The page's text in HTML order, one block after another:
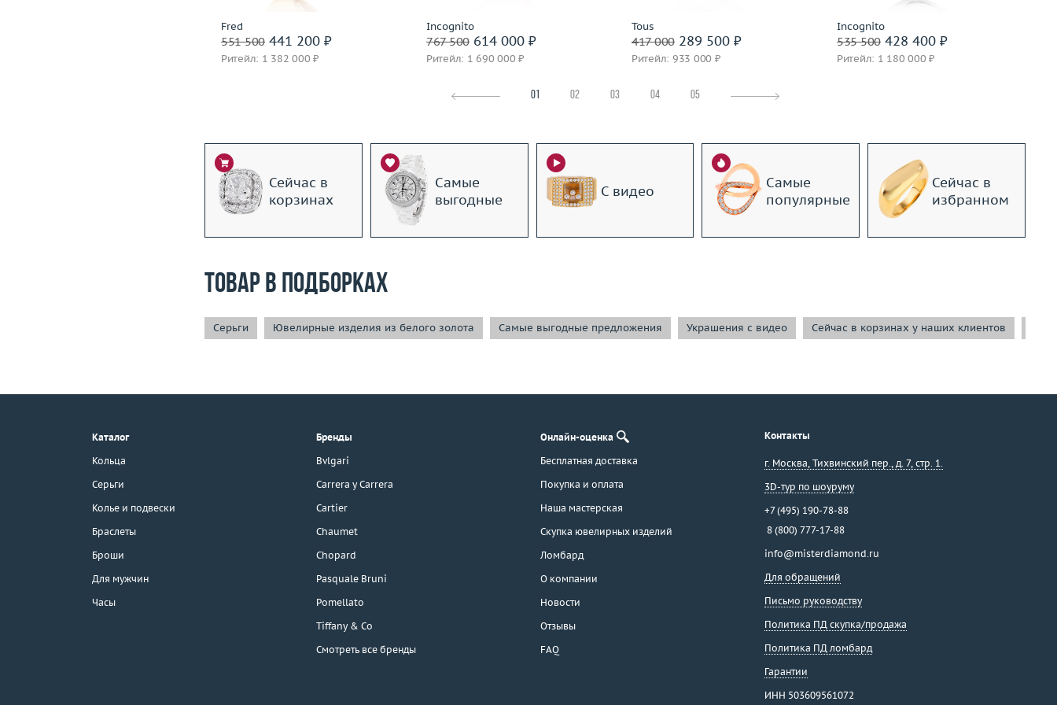
г. Москва, Тихвинский пер., д. 7,
3D-тур по шоуруму
Fred
551 500441 200 ₽
Ритейл: 1 382 000 ₽
Incognito
767 500614 000 ₽
Ритейл: 1 690 000 ₽
Tous
417 000289 500 ₽
Ритейл: 933 000 ₽
Incognito
535 500428 400 ₽
Ритейл: 1 180 000 ₽
01 02 03 04 05
Сейчас в
корзинах
Самые
выгодные
С видео
Самые
популярные
Сейчас в
избранном
Товар в подборках
Серьги Ювелирные изделия из белого золота Самые выгодные предложения Украшения с видео Сейчас в корзинах у наших клиентов
Каталог
Кольца
Серьги
Колье и подвески
Браслеты
Броши
Для мужчин
Часы
Бренды
Bvlgari
Carrera y Carrera
Cartier
Chaumet
Chopard
Pasquale Bruni
Pomellato
Tiffany & Co
Смотреть все бренды
Онлайн-оценка
Бесплатная доставка
Покупка и оплата
Наша мастерская
Скупка ювелирных изделий
Ломбард
О компании
Новости
Отзывы
FAQ
Контакты
г. Москва, Тихвинский пер., д. 7, стр. 1.
3D-тур по шоуруму
+7 (495) 190-78-88
8 (800) 777-17-88
info@misterdiamond.ru
Для обращений
Письмо руководству
Политика ПД скупка/продажа
Политика ПД ломбард
Гарантии
ИНН 503609561072